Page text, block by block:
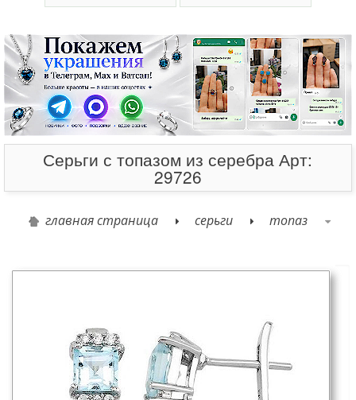
Серьги с топазом из серебра Арт:
29726
главная страница серьги топаз